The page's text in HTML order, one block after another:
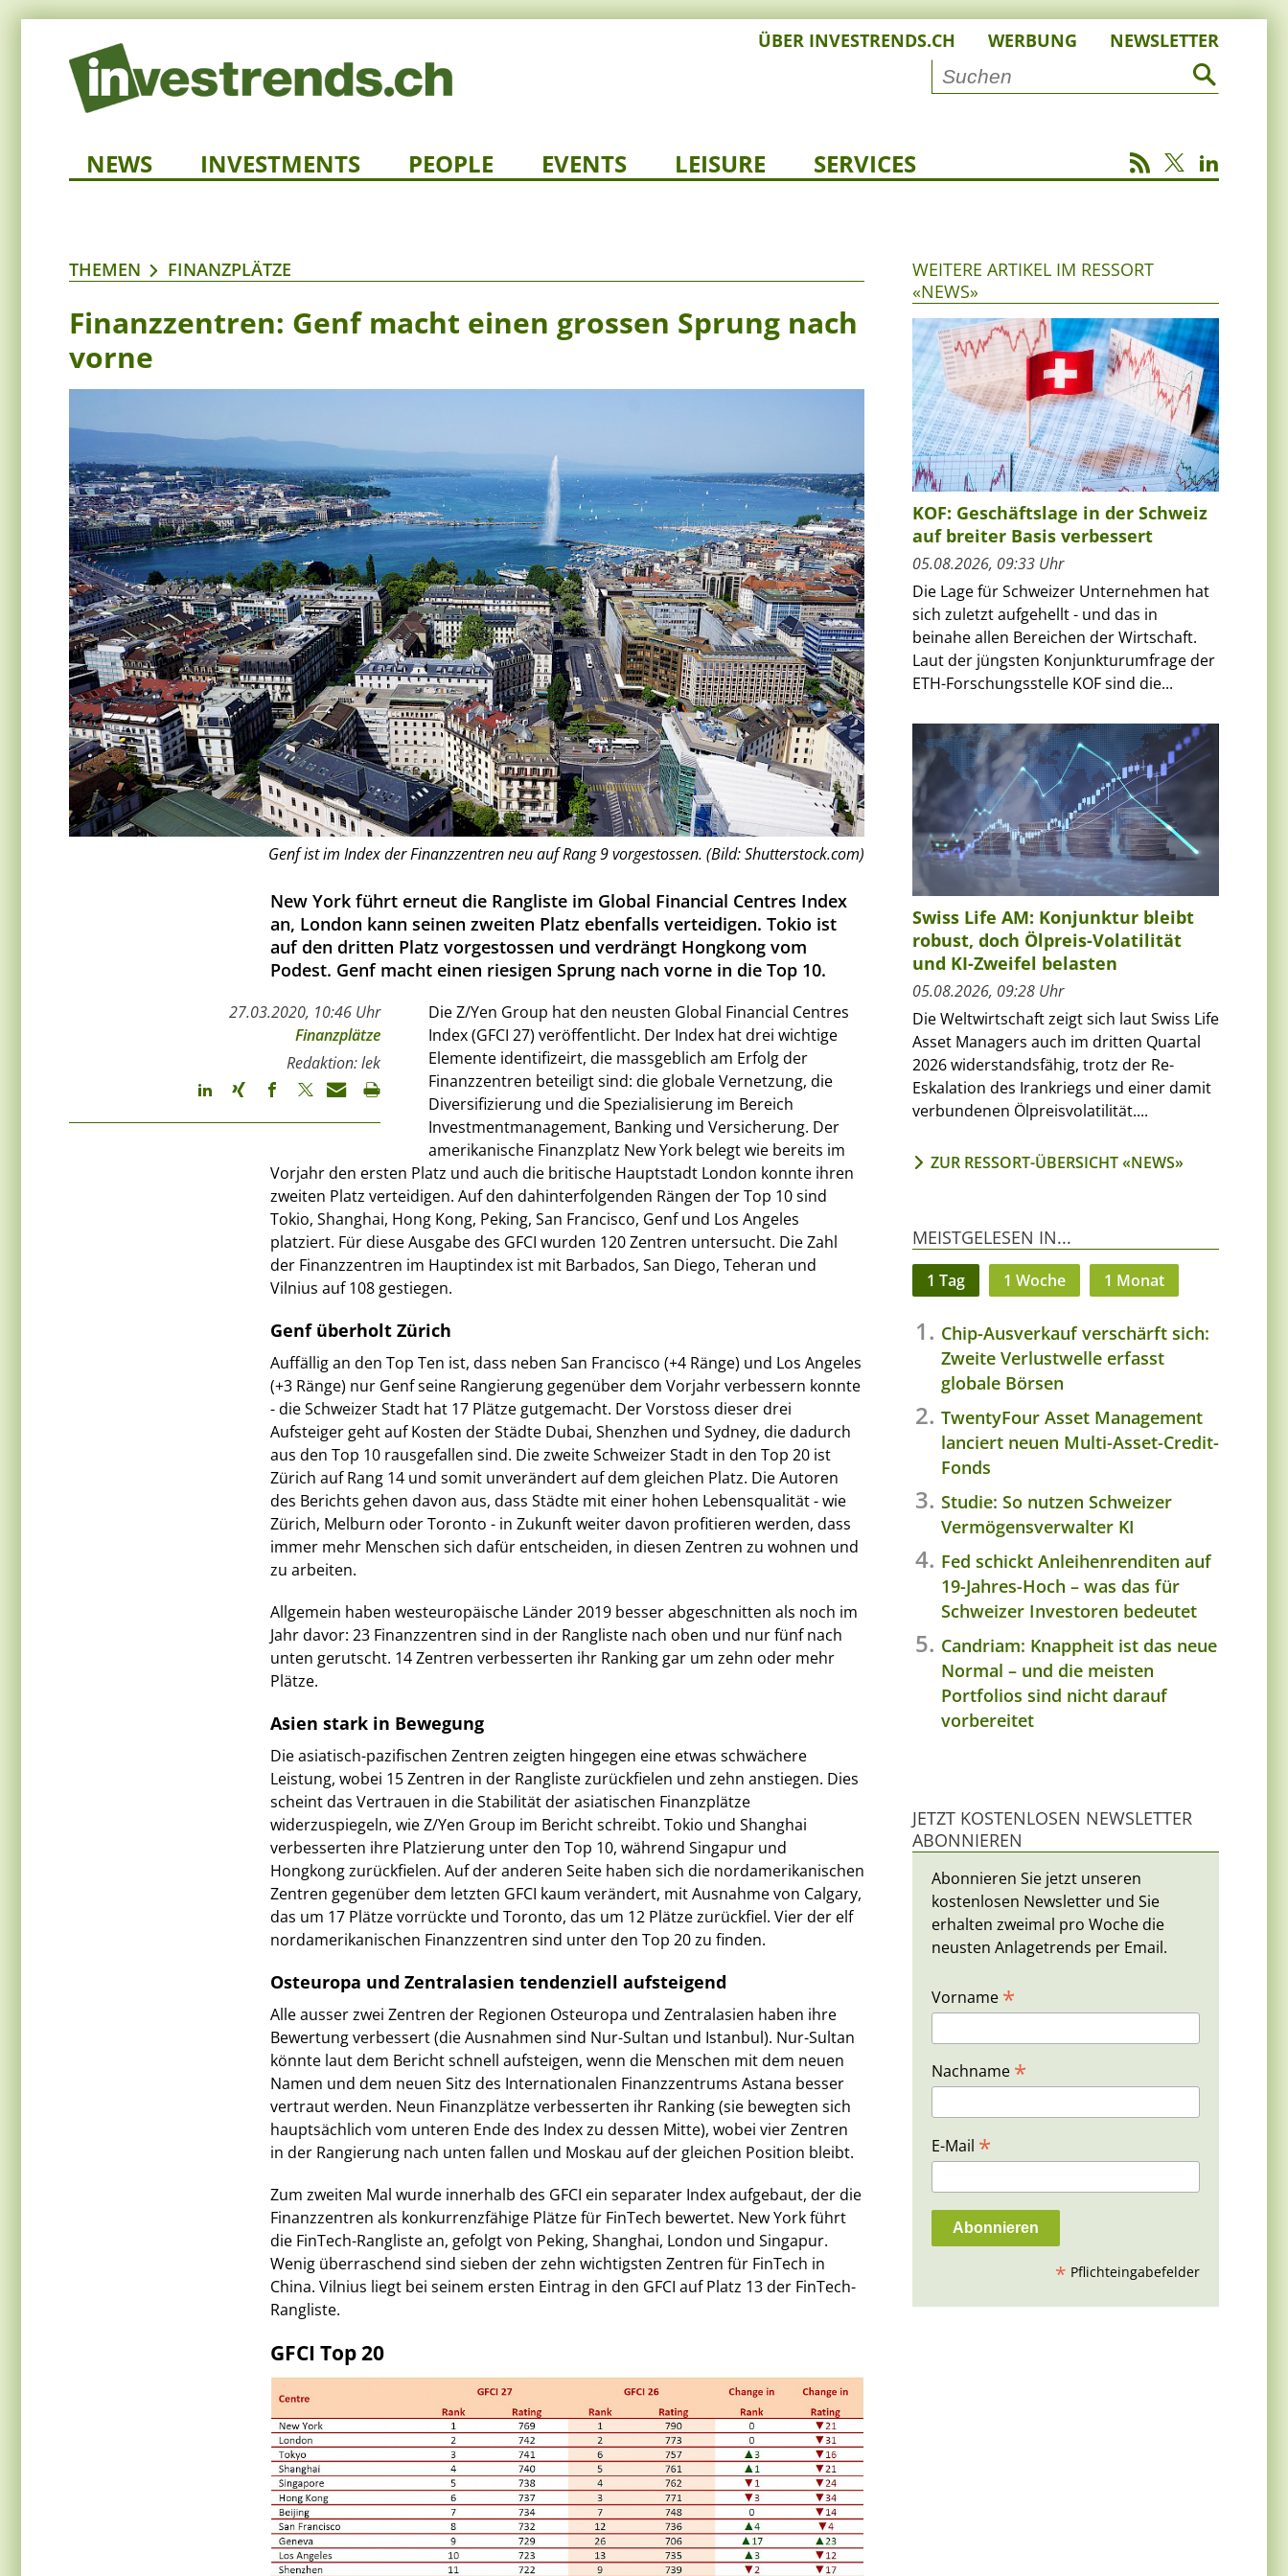
ÜBER INVESTRENDS.CH WERBUNG NEWSLETTER
NEWS INVESTMENTS PEOPLE EVENTS LEISURE SERVICES
THEMEN FINANZPLÄTZE
Finanzzentren: Genf macht einen grossen Sprung nach
vorne
Genf ist im Index der Finanzzentren neu auf Rang 9 vorgestossen. (Bild: Shutterstock.com)
New York führt erneut die Rangliste im Global Financial Centres Index
an, London kann seinen zweiten Platz ebenfalls verteidigen. Tokio ist
auf den dritten Platz vorgestossen und verdrängt Hongkong vom
Podest. Genf macht einen riesigen Sprung nach vorne in die Top 10.
27.03.2020, 10:46 Uhr
Finanzplätze
Redaktion: lek
Die Z/Yen Group hat den neusten Global Financial Centres
Index (GFCI 27) veröffentlicht. Der Index hat drei wichtige
Elemente identifizeirt, die massgeblich am Erfolg der
Finanzzentren beteiligt sind: die globale Vernetzung, die
Diversifizierung und die Spezialisierung im Bereich
Investmentmanagement, Banking und Versicherung. Der
amerikanische Finanzplatz New York belegt wie bereits im
Vorjahr den ersten Platz und auch die britische Hauptstadt London konnte ihren
zweiten Platz verteidigen. Auf den dahinterfolgenden Rängen der Top 10 sind
Tokio, Shanghai, Hong Kong, Peking, San Francisco, Genf und Los Angeles
platziert. Für diese Ausgabe des GFCI wurden 120 Zentren untersucht. Die Zahl
der Finanzzentren im Hauptindex ist mit Barbados, San Diego, Teheran und
Vilnius auf 108 gestiegen.
Genf überholt Zürich
Auffällig an den Top Ten ist, dass neben San Francisco (+4 Ränge) und Los Angeles
(+3 Ränge) nur Genf seine Rangierung gegenüber dem Vorjahr verbessern konnte
- die Schweizer Stadt hat 17 Plätze gutgemacht. Der Vorstoss dieser drei
Aufsteiger geht auf Kosten der Städte Dubai, Shenzhen und Sydney, die dadurch
aus den Top 10 rausgefallen sind. Die zweite Schweizer Stadt in den Top 20 ist
Zürich auf Rang 14 und somit unverändert auf dem gleichen Platz. Die Autoren
des Berichts gehen davon aus, dass Städte mit einer hohen Lebensqualität - wie
Zürich, Melburn oder Toronto - in Zukunft weiter davon profitieren werden, dass
immer mehr Menschen sich dafür entscheiden, in diesen Zentren zu wohnen und
zu arbeiten.
Allgemein haben westeuropäische Länder 2019 besser abgeschnitten als noch im
Jahr davor: 23 Finanzzentren sind in der Rangliste nach oben und nur fünf nach
unten gerutscht. 14 Zentren verbesserten ihr Ranking gar um zehn oder mehr
Plätze.
Asien stark in Bewegung
Die asiatisch-pazifischen Zentren zeigten hingegen eine etwas schwächere
Leistung, wobei 15 Zentren in der Rangliste zurückfielen und zehn anstiegen. Dies
scheint das Vertrauen in die Stabilität der asiatischen Finanzplätze
widerzuspiegeln, wie Z/Yen Group im Bericht schreibt. Tokio und Shanghai
verbesserten ihre Platzierung unter den Top 10, während Singapur und
Hongkong zurückfielen. Auf der anderen Seite haben sich die nordamerikanischen
Zentren gegenüber dem letzten GFCI kaum verändert, mit Ausnahme von Calgary,
das um 17 Plätze vorrückte und Toronto, das um 12 Plätze zurückfiel. Vier der elf
nordamerikanischen Finanzzentren sind unter den Top 20 zu finden.
Osteuropa und Zentralasien tendenziell aufsteigend
Alle ausser zwei Zentren der Regionen Osteuropa und Zentralasien haben ihre
Bewertung verbessert (die Ausnahmen sind Nur-Sultan und Istanbul). Nur-Sultan
könnte laut dem Bericht schnell aufsteigen, wenn die Menschen mit dem neuen
Namen und dem neuen Sitz des Internationalen Finanzzentrums Astana besser
vertraut werden. Neun Finanzplätze verbesserten ihr Ranking (sie bewegten sich
hauptsächlich vom unteren Ende des Index zu dessen Mitte), wobei vier Zentren
in der Rangierung nach unten fallen und Moskau auf der gleichen Position bleibt.
Zum zweiten Mal wurde innerhalb des GFCI ein separater Index aufgebaut, der die
Finanzzentren als konkurrenzfähige Plätze für FinTech bewertet. New York führt
die FinTech-Rangliste an, gefolgt von Peking, Shanghai, London und Singapur.
Wenig überraschend sind sieben der zehn wichtigsten Zentren für FinTech in
China. Vilnius liegt bei seinem ersten Eintrag in den GFCI auf Platz 13 der FinTech-
Rangliste.
GFCI Top 20
WEITERE ARTIKEL IM RESSORT
«NEWS»
KOF: Geschäftslage in der Schweiz
auf breiter Basis verbessert
05.08.2026, 09:33 Uhr
Die Lage für Schweizer Unternehmen hat
sich zuletzt aufgehellt - und das in
beinahe allen Bereichen der Wirtschaft.
Laut der jüngsten Konjunkturumfrage der
ETH-Forschungsstelle KOF sind die...
Swiss Life AM: Konjunktur bleibt
robust, doch Ölpreis-Volatilität
und KI-Zweifel belasten
05.08.2026, 09:28 Uhr
Die Weltwirtschaft zeigt sich laut Swiss Life
Asset Managers auch im dritten Quartal
2026 widerstandsfähig, trotz der Re-
Eskalation des Irankriegs und einer damit
verbundenen Ölpreisvolatilität....
ZUR RESSORT-ÜBERSICHT «NEWS»
MEISTGELESEN IN...
1 Tag 1 Woche 1 Monat
Chip-Ausverkauf verschärft sich:
Zweite Verlustwelle erfasst
globale Börsen
TwentyFour Asset Management
lanciert neuen Multi-Asset-Credit-
Fonds
Studie: So nutzen Schweizer
Vermögensverwalter KI
Fed schickt Anleihenrenditen auf
19-Jahres-Hoch – was das für
Schweizer Investoren bedeutet
Candriam: Knappheit ist das neue
Normal – und die meisten
Portfolios sind nicht darauf
vorbereitet
JETZT KOSTENLOSEN NEWSLETTER
ABONNIEREN
Abonnieren Sie jetzt unseren
kostenlosen Newsletter und Sie
erhalten zweimal pro Woche die
neusten Anlagetrends per Email.
Vorname *
Nachname *
E-Mail *
* Pflichteingabefelder